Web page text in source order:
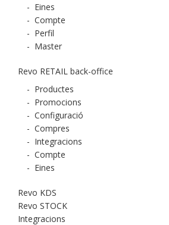
- Eines
- Compte
- Perfil
- Master
Revo RETAIL back-office
- Productes
- Promocions
- Configuració
- Compres
- Integracions
- Compte
- Eines
Revo KDS
Revo STOCK
Integracions